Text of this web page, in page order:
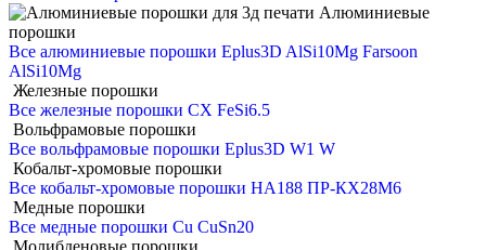
Алюминиевые
порошки
Все алюминиевые порошки Eplus3D AlSi10Mg Farsoon
AlSi10Mg
Железные порошки
Все железные порошки CX FeSi6.5
Вольфрамовые порошки
Все вольфрамовые порошки Eplus3D W1 W
Кобальт-хромовые порошки
Все кобальт-хромовые порошки HA188 ПР-КХ28М6
Медные порошки
Все медные порошки Cu CuSn20
Молибденовые порошки